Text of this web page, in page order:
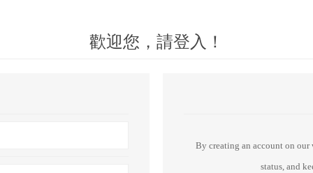
歡迎您，請登入！
By creating an account on our
status, and